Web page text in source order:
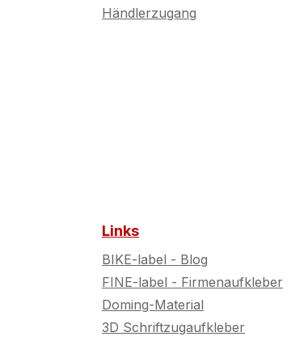
Händlerzugang
Links
BIKE-label - Blog
FINE-label - Firmenaufkleber
Doming-Material
3D Schriftzugaufkleber